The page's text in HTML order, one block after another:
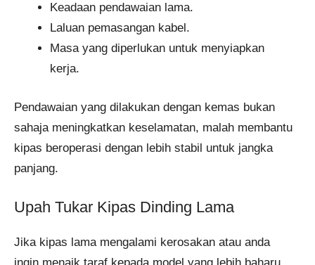
Keadaan pendawaian lama.
Laluan pemasangan kabel.
Masa yang diperlukan untuk menyiapkan
kerja.
Pendawaian yang dilakukan dengan kemas bukan
sahaja meningkatkan keselamatan, malah membantu
kipas beroperasi dengan lebih stabil untuk jangka
panjang.
Upah Tukar Kipas Dinding Lama
Jika kipas lama mengalami kerosakan atau anda